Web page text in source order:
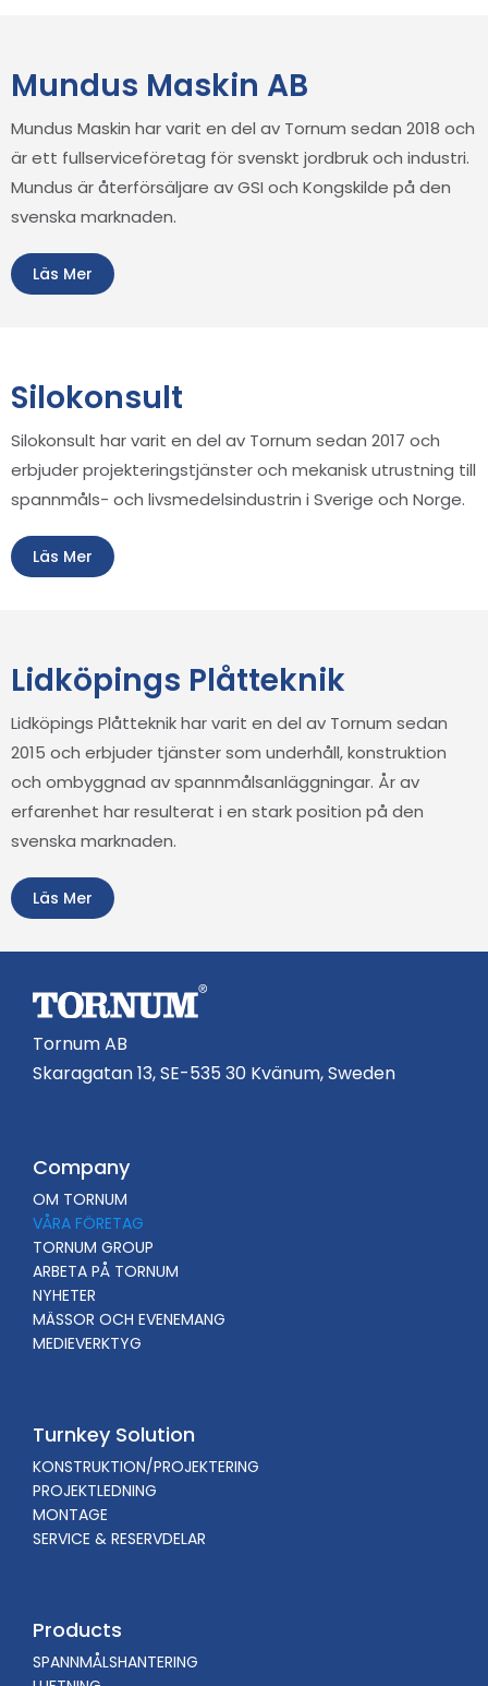
Mundus Maskin AB
Mundus Maskin har varit en del av Tornum sedan 2018 och
är ett fullserviceföretag för svenskt jordbruk och industri.
Mundus är återförsäljare av GSI och Kongskilde på den
svenska marknaden.
Läs Mer
Silokonsult
Silokonsult har varit en del av Tornum sedan 2017 och
erbjuder projekterings­tjänster och mekanisk utrustning till
spannmåls- och livsmedelsindustrin i Sverige och Norge.
Läs Mer
Lidköpings Plåtteknik
Lidköpings Plåtteknik har varit en del av Tornum sedan
2015 och erbjuder tjänster som underhåll, konstruktion
och ombyggnad av spannmålsanläggningar. År av
erfarenhet har resulterat i en stark position på den
svenska marknaden.
Läs Mer
Tornum AB
Skaragatan 13, SE-535 30 Kvänum, Sweden
Company
OM TORNUM
VÅRA FÖRETAG
TORNUM GROUP
ARBETA PÅ TORNUM
NYHETER
MÄSSOR OCH EVENEMANG
MEDIEVERKTYG
Turnkey Solution
KONSTRUKTION/PROJEKTERING
PROJEKTLEDNING
MONTAGE
SERVICE & RESERVDELAR
Products
SPANNMÅLSHANTERING